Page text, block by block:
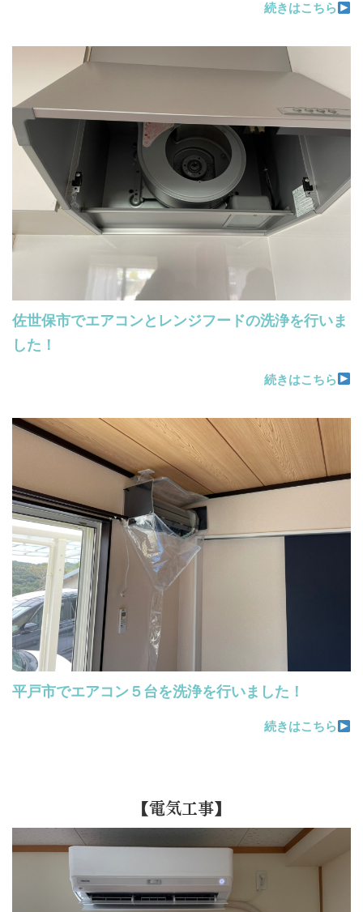
続きはこちら
佐世保市でエアコンとレンジフードの洗浄を行いま
した！
続きはこちら
平戸市でエアコン５台を洗浄を行いました！
続きはこちら
【電気工事】